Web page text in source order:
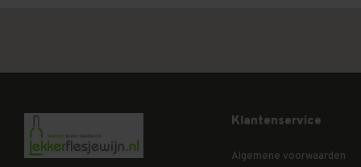
Klantenservice
Algemene voorwaarden